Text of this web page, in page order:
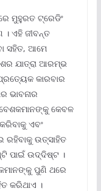
ମୁହୁରତ ଟ୍ରେଡିଂ
ଏହି ଜୀବନ୍ତ
ସହିତ, ଆମେ
ଯାତ୍ରା ଆରମ୍ଭ
କାରବାର
ଭାବନାର
କେବଳ
ଏବଂ
ଉତ୍ସାହିତ
ପାଇଁ ଉଦ୍ଦିଷ୍ଟ ।
ପୁଣି ଥରେ
କରିଥାଏ ।